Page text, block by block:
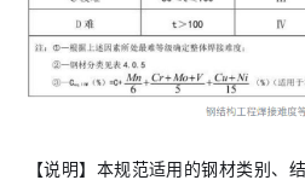
【说明】本规范适用的钢材类别、